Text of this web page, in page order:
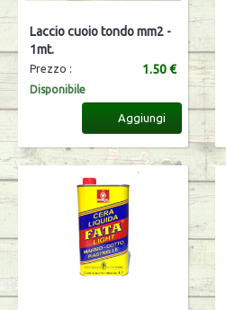
Laccio cuoio tondo mm2 -
1mt.
Prezzo : 1.50 €
Disponibile
Aggiungi